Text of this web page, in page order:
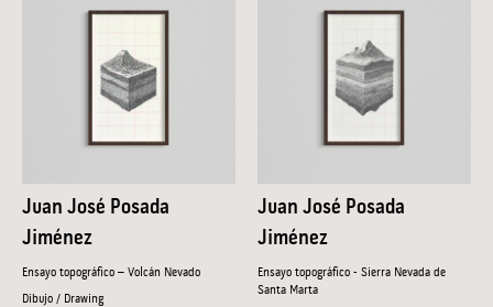
Juan José Posada
Jiménez
Ensayo topográfico – Volcán Nevado
Dibujo / Drawing
Juan José Posada
Jiménez
Ensayo topográfico - Sierra Nevada de
Santa Marta